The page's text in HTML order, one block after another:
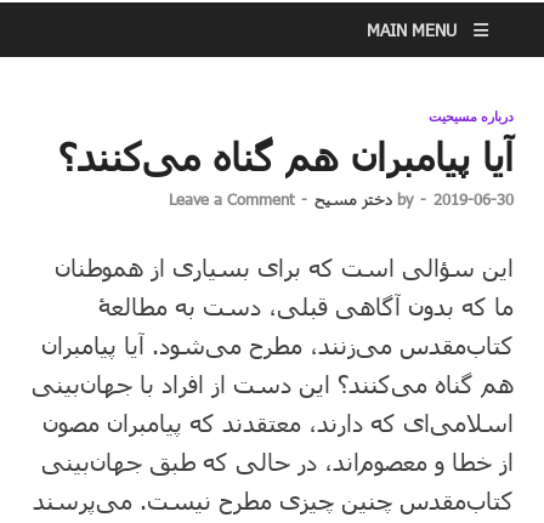
MAIN MENU
درباره مسیحیت
آیا پیامبران هم گناه می‌کنند؟
2019-06-30
-
by دختر مسیح -
Leave a Comment
این سؤالی است که برای بسیاری از هموطنان
ما که بدون آگاهی قبلی، دست به مطالعۀ
کتاب‌مقدس می‌زنند، مطرح می‌شود. آیا پیامبران
هم گناه می‌کنند؟ این دست از افراد با جهان‌بینی
اسلامی‌ای که دارند، معتقدند که پیامبران مصون
از خطا و معصوم‌اند، در حالی که طبق جهان‌بینی
کتاب‌مقدس چنین چیزی مطرح نیست. می‌پرسند